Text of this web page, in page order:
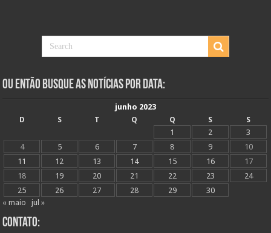
Ou Então Busque as Notícias Por Data:
junho 2023
D
S T Q Q S
S
1
2
3
4
5 6 7 8 9
10
11
12 13 14 15 16
17
18
19 20 21 22 23
24
25
26 27 28 29
30
« maio
jul »
Contato: